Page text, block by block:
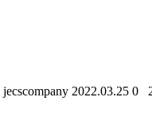
jecscompany 2022.03.25 0